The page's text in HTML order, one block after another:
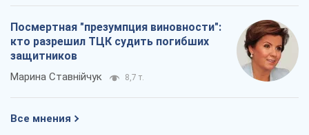
Посмертная "презумпция виновности":
кто разрешил ТЦК судить погибших
защитников
Марина Ставнійчук 8,7 т.
Все мнения